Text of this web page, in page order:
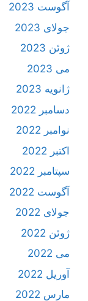
آگوست 2023
جولای 2023
ژوئن 2023
می 2023
ژانویه 2023
دسامبر 2022
نوامبر 2022
اکتبر 2022
سپتامبر 2022
آگوست 2022
جولای 2022
ژوئن 2022
می 2022
آوریل 2022
مارس 2022